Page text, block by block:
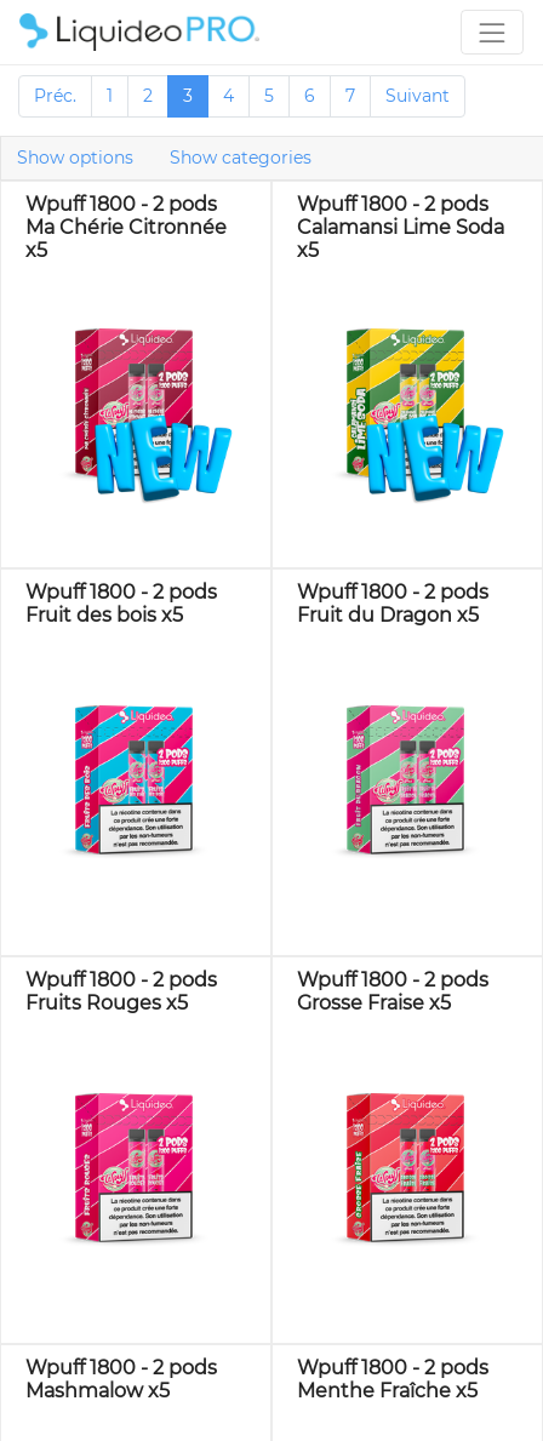
Préc. 1 2 3 4 5 6 7 Suivant
Show options Show categories
Wpuff 1800 - 2 pods
Ma Chérie Citronnée
x5
Wpuff 1800 - 2 pods
Calamansi Lime Soda
x5
Wpuff 1800 - 2 pods
Fruit des bois x5
Wpuff 1800 - 2 pods
Fruit du Dragon x5
Wpuff 1800 - 2 pods
Fruits Rouges x5
Wpuff 1800 - 2 pods
Grosse Fraise x5
Wpuff 1800 - 2 pods
Mashmalow x5
Wpuff 1800 - 2 pods
Menthe Fraîche x5